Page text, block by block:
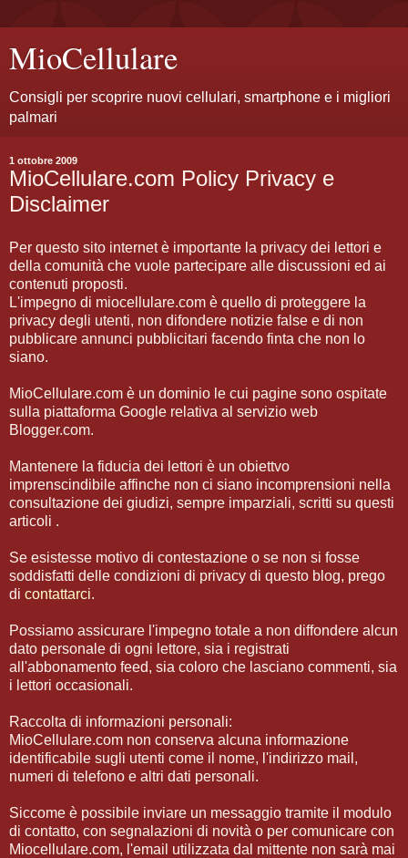
MioCellulare
Consigli per scoprire nuovi cellulari, smartphone e i migliori
palmari
1 ottobre 2009
MioCellulare.com Policy Privacy e
Disclaimer
Per questo sito internet è importante la privacy dei lettori e
della comunità che vuole partecipare alle discussioni ed ai
contenuti proposti.
L'impegno di miocellulare.com è quello di proteggere la
privacy degli utenti, non difondere notizie false e di non
pubblicare annunci pubblicitari facendo finta che non lo
siano.
MioCellulare.com è un dominio le cui pagine sono ospitate
sulla piattaforma Google relativa al servizio web
Blogger.com.
Mantenere la fiducia dei lettori è un obiettvo
imprenscindibile affinche non ci siano incomprensioni nella
consultazione dei giudizi, sempre imparziali, scritti su questi
articoli .
Se esistesse motivo di contestazione o se non si fosse
soddisfatti delle condizioni di privacy di questo blog, prego
di contattarci.
Possiamo assicurare l'impegno totale a non diffondere alcun
dato personale di ogni lettore, sia i registrati
all'abbonamento feed, sia coloro che lasciano commenti, sia
i lettori occasionali.
Raccolta di informazioni personali:
MioCellulare.com non conserva alcuna informazione
identificabile sugli utenti come il nome, l'indirizzo mail,
numeri di telefono e altri dati personali.
Siccome è possibile inviare un messaggio tramite il modulo
di contatto, con segnalazioni di novità o per comunicare con
Miocellulare.com, l'email utilizzata dal mittente non sarà mai